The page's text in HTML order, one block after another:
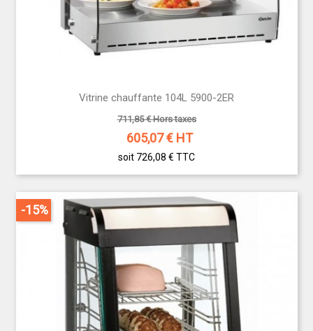
Vitrine chauffante 104L 5900-2ER
711,85 € Hors taxes
605,07€ HT
soit 726,08 € TTC
-15%